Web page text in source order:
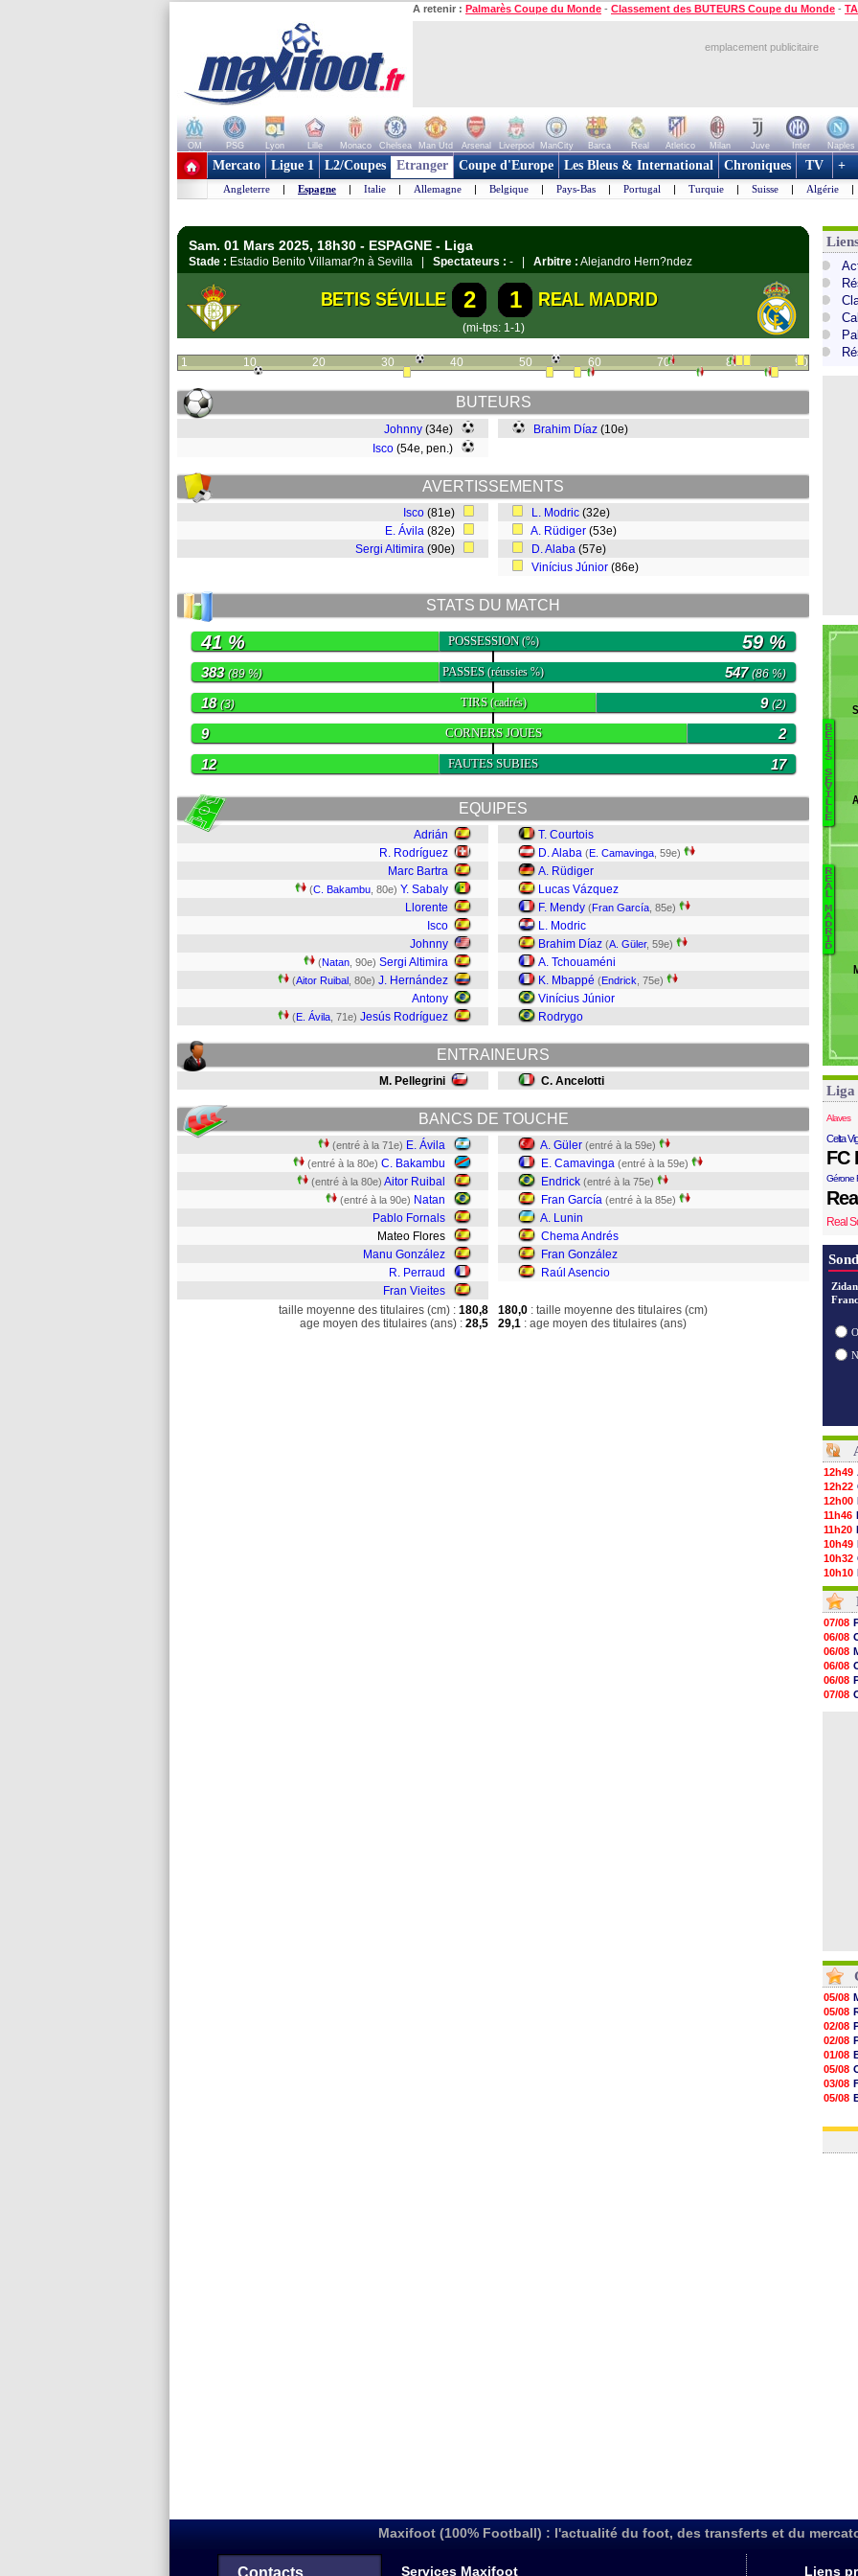
A retenir : Palmarès Coupe du Monde - Classement des BUTEURS Coupe du Monde -
emplacement publicitaire
OM PSG Lyon Lille Monaco Chelsea Man Utd Arsenal Liverpool ManCity Barca Real Atletico Milan Juve Inter Naples
+ de clubs
Mercato Ligue 1 L2/Coupes Etranger Coupe d'Europe Les Bleus & International Chroniques TV +
Angleterre | Espagne | Italie | Allemagne | Belgique | Pays-Bas | Portugal | Turquie | Suisse | Algérie |
Sam. 01 Mars 2025, 18h30 - ESPAGNE - Liga
Stade : Estadio Benito Villamar?n à Sevilla | Spectateurs : - | Arbitre : Alejandro Hern?ndez
BETIS SÉVILLE 2 1 REAL MADRID
(mi-tps: 1-1)
1 10 20 30 40 50 60 70 80 90
BUTEURS
Johnny (34e)
Isco (54e, pen.)
Brahim Díaz (10e)
AVERTISSEMENTS
Isco (81e)
E. Ávila (82e)
Sergi Altimira (90e)
L. Modric (32e)
A. Rüdiger (53e)
D. Alaba (57e)
Vinícius Júnior (86e)
STATS DU MATCH
POSSESSION(%)
41 % 59 %
PASSES(réussies %)
383(89 %) 547(86 %)
TIRS(cadrés)
18(3) 9(2)
CORNERS JOUES
9 2
FAUTES SUBIES
12 17
EQUIPES
Adrián
R. Rodríguez
Marc Bartra
(C. Bakambu , 80e) Y. Sabaly
Llorente
Isco
Johnny
(Natan , 90e) Sergi Altimira
(Aitor Ruibal , 80e) J. Hernández
Antony
(E. Ávila , 71e) Jesús Rodríguez
T. Courtois
D. Alaba (E. Camavinga , 59e)
A. Rüdiger
Lucas Vázquez
F. Mendy (Fran García , 85e)
L. Modric
Brahim Díaz (A. Güler, 59e)
A. Tchouaméni
K. Mbappé (Endrick , 75e)
Vinícius Júnior
Rodrygo
ENTRAINEURS
M. Pellegrini C. Ancelotti
BANCS DE TOUCHE
(entré à la 71e) E. Ávila
(entré à la 80e) C. Bakambu
(entré à la 80e) Aitor Ruibal
(entré à la 90e) Natan
Pablo Fornals
Mateo Flores
Manu González
R. Perraud
Fran Vieites
A. Güler (entré à la 59e)
E. Camavinga (entré à la 59e)
Endrick (entré à la 75e)
Fran García (entré à la 85e)
A. Lunin
Chema Andrés
Fran González
Raúl Asencio
taille moyenne des titulaires (cm) : 180,8
age moyen des titulaires (ans) : 28,5
180,0 : taille moyenne des titulaires (cm)
29,1 : age moyen des titulaires (ans)
B
E
T
I
S
S
É
V
I
L
L
E
R
E
A
L
M
A
D
R
I
D
Liga
Alaves
Celta
FC
Gérone
Real
12h49
12h22
12h00
11h46
11h20
10h49
10h32
10h10
09h49
09h35
09h08
08h54
08h32
07/08
07/08
07/08
07/08
07/08
06/08
06/08
06/08
06/08
07/08
05/08
05/08
02/08
02/08
01/08
05/08
03/08
05/08
03/08
Maxifoot (100% Football) : l'actualité du foot, des transferts et du
Contacts Services Maxifoot Liens